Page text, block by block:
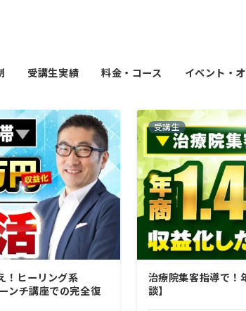
受講生実績 料金・コース イベント・
！ヒーリング系
ンチ講座での完全復
受講生
治療院集客指導で
談】